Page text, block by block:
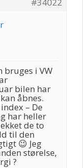
bruges i VW
bilen har
åbnes.
– De
har heller
de to
til den
😉 Jeg
størelse,
?